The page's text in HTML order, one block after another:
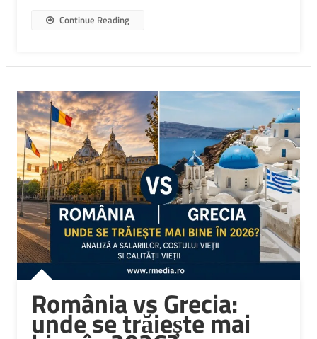
Continue Reading
România vs Grecia:
unde se trăiește mai